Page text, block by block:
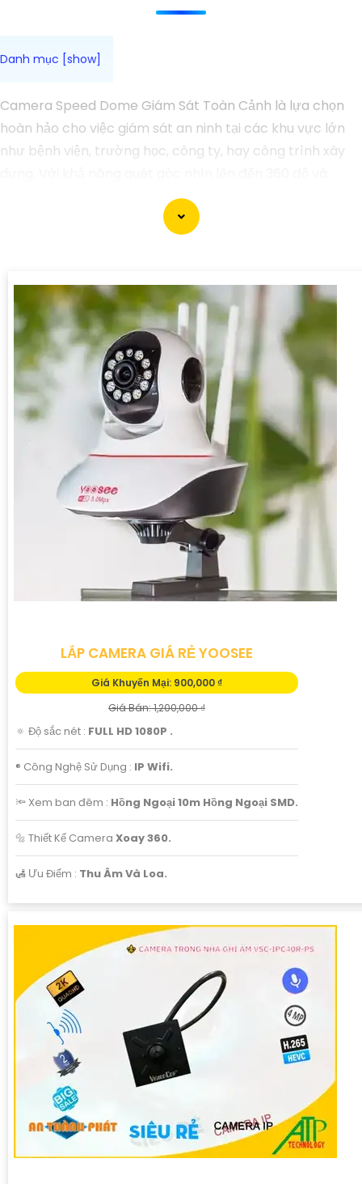
Camera Speed Dome Giám Sát Toàn Cảnh là lựa chọn
hoàn hảo cho việc giám sát an ninh tại các khu vực lớn
như bệnh viện, trường học, công ty, hay công trình xây
zoom quang học mạnh mẽ, bạn có thể dễ dàng giám sát
toàn bộ khu vực một cách chi tiết và chính xác. Camera
lượng cao, giúp bạn bảo vệ tài sản và người thân một
cách hiệu quả. Với thiết kế chắc chắn và khả năng hoạt
động ổn định, Camera Speed Dome Giám Sát Toàn Cảnh
đáng để bạn cân nhắc khi cần một giải pháp an ninh
đáng tin cậy.
LẮP CAMERA GIÁ RẺ YOOSEE
Giá Khuyến Mại: 900,000 ₫
Giá Bán: 1,200,000 ₫
🔅 Độ sắc nét : FULL HD 1080P .
®️ Công Nghệ Sử Dụng : IP Wifi.
🔦 Xem ban đêm : Hồng Ngoại 10m Hồng Ngoại SMD.
🔩 Thiết Kế Camera Xoay 360.
️🛃 Ưu Điểm : Thu Âm Và Loa.